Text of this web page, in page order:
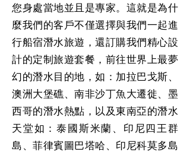
您身處當地並且是專家。這就是為什
麼我們的客戶不僅選擇與我們一起進
行船宿潛水旅遊，還訂購我們精心設
計的定制旅遊套餐，前往世界上最夢
幻的潛水目的地，如：加拉巴戈斯、
澳洲大堡礁、南非沙丁魚大遷徙、墨
西哥的潛水熱點，以及東南亞的潛水
天堂如：泰國斯米蘭、印尼四王群
島、菲律賓圖巴塔哈、印尼科莫多島